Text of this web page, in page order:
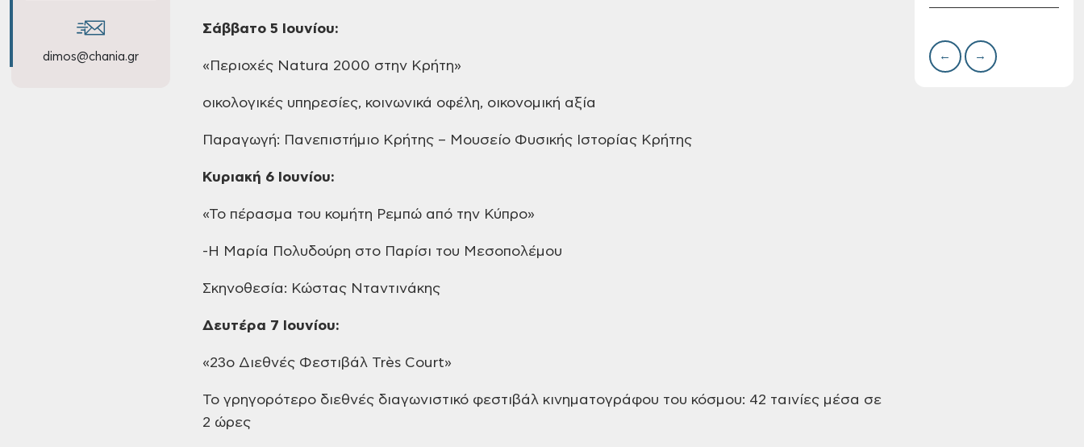
dimos@chania.gr
Σάββατο 5 Ιουνίου:
«Περιοχές Natura 2000 στην Κρήτη»
οικολογικές υπηρεσίες, κοινωνικά οφέλη, οικονομική αξία
Παραγωγή: Πανεπιστήμιο Κρήτης – Μουσείο Φυσικής Ιστορίας Κρήτης
Κυριακή 6 Ιουνίου:
«Το πέρασμα του κομήτη Ρεμπώ από την Κύπρο»
-Η Μαρία Πολυδούρη στο Παρίσι του Μεσοπολέμου
Σκηνοθεσία: Κώστας Νταντινάκης
Δευτέρα 7 Ιουνίου:
«23ο Διεθνές Φεστιβάλ Très Court»
Το γρηγορότερο διεθνές διαγωνιστικό φεστιβάλ κινηματογράφου του κόσμου: 42 ταινίες μέσα σε
2 ώρες
← →